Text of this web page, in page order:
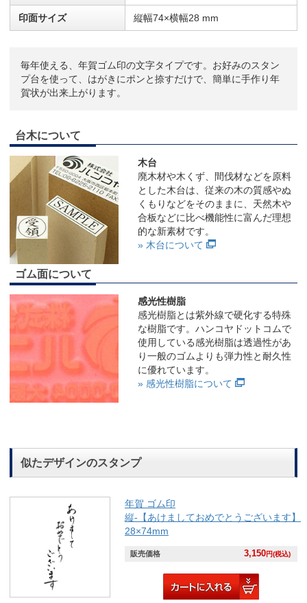
印面サイズ 縦幅74×横幅28 mm
毎年使える、年賀ゴム印の文字タイプです。お好みのスタン
プ台を使って、はがきにポンと捺すだけで、簡単に手作り年
賀状が出来上がります。
台木について
木台
廃木材や木くず、間伐材などを原料
とした木台は、従来の木の質感やぬ
くもりなどをそのままに、天然木や
合板などに比べ機能性に富んだ理想
的な新素材です。
» 木台について
ゴム面について
感光性樹脂
感光樹脂とは紫外線で硬化する特殊
な樹脂です。ハンコヤドットコムで
使用している感光樹脂は透過性があ
り一般のゴムよりも弾力性と耐久性
に優れています。
» 感光性樹脂について
似たデザインのスタンプ
年賀 ゴム印
縦-【あけましておめでとうございます】
28×74mm
販売価格 3,150円(税込)